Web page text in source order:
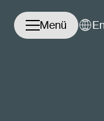
Navigation
Menü